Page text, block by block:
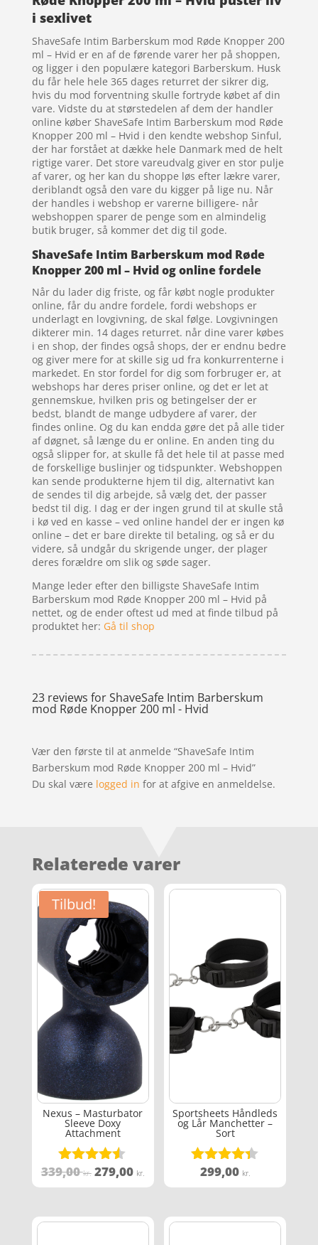
i sexlivet
ShaveSafe Intim Barberskum mod Røde Knopper 200
ml – Hvid er en af de førende varer her på shoppen,
og ligger i den populære kategori Barberskum. Husk
du får hele hele 365 dages returret der sikrer dig,
hvis du mod forventning skulle fortryde købet af din
vare. Vidste du at størstedelen af dem der handler
online køber ShaveSafe Intim Barberskum mod Røde
Knopper 200 ml – Hvid i den kendte webshop Sinful,
der har forstået at dække hele Danmark med de helt
rigtige varer. Det store vareudvalg giver en stor pulje
af varer, og her kan du shoppe løs efter lækre varer,
deriblandt også den vare du kigger på lige nu. Når
der handles i webshop er varerne billigere- når
webshoppen sparer de penge som en almindelig
butik bruger, så kommer det dig til gode.
ShaveSafe Intim Barberskum mod Røde
Knopper 200 ml – Hvid og online fordele
Når du lader dig friste, og får købt nogle produkter
online, får du andre fordele, fordi webshops er
underlagt en lovgivning, de skal følge. Lovgivningen
dikterer min. 14 dages returret. når dine varer købes
i en shop, der findes også shops, der er endnu bedre
og giver mere for at skille sig ud fra konkurrenterne i
markedet. En stor fordel for dig som forbruger er, at
webshops har deres priser online, og det er let at
gennemskue, hvilken pris og betingelser der er
bedst, blandt de mange udbydere af varer, der
findes online. Og du kan endda gøre det på alle tider
af døgnet, så længe du er online. En anden ting du
også slipper for, at skulle få det hele til at passe med
de forskellige buslinjer og tidspunkter. Webshoppen
kan sende produkterne hjem til dig, alternativt kan
de sendes til dig arbejde, så vælg det, der passer
bedst til dig. I dag er der ingen grund til at skulle stå
i kø ved en kasse – ved online handel der er ingen kø
online – det er bare direkte til betaling, og så er du
videre, så undgår du skrigende unger, der plager
deres forældre om slik og søde sager.
Mange leder efter den billigste ShaveSafe Intim
Barberskum mod Røde Knopper 200 ml – Hvid på
nettet, og de ender oftest ud med at finde tilbud på
produktet her: Gå til shop
23 reviews forShaveSafe Intim Barberskum
mod Røde Knopper 200 ml - Hvid
Vær den første til at anmelde “ShaveSafe Intim
Barberskum mod Røde Knopper 200 ml – Hvid”
Du skal være logged in for at afgive en anmeldelse.
Relaterede varer
Tilbud!
Nexus – Masturbator
Sleeve Doxy
Attachment
Vurderet
339,00kr. Den
oprindelige
var:
279,00 kr.
aktuelle
er:
Sportsheets Håndleds
og Lår Manchetter –
Sort
Vurderet
299,00 kr.